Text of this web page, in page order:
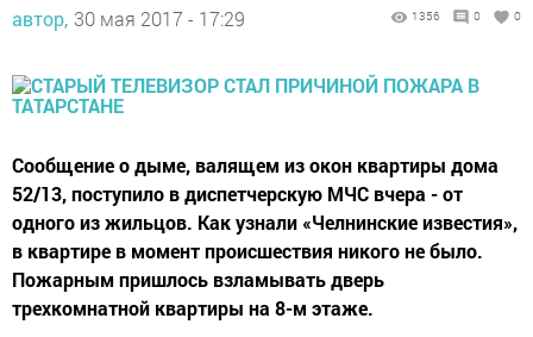
автор, 30 мая 2017 - 17:29 1356 0 0
Сообщение о дыме, валящем из окон квартиры дома
52/13, поступило в диспетчерскую МЧС вчера - от
одного из жильцов. Как узнали «Челнинские известия»,
в квартире в момент происшествия никого не было.
Пожарным пришлось взламывать дверь
трехкомнатной квартиры на 8-м этаже.